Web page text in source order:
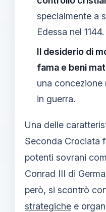
specialmente a
Edessa nel 1144.
Il desiderio di
fama e beni
una concezione
in guerra.
Una delle
Seconda Crociata
potenti sovrani
Conrad III di
però, si scontrò
strategiche e